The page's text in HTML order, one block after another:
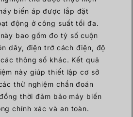
biến áp được lắp đặt
động ở công suất tối đa.
bao gồm đo tỷ số cuộn
dây, điện trở cách điện, độ
thông số khác. Kết quả
này giúp thiết lập cơ sở
thử nghiệm chẩn đoán
thời đảm bảo máy biến
chính xác và an toàn.